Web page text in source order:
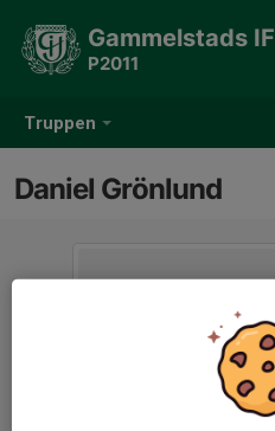
Truppen
Gammelstads IF
P2011
Daniel Grönlund